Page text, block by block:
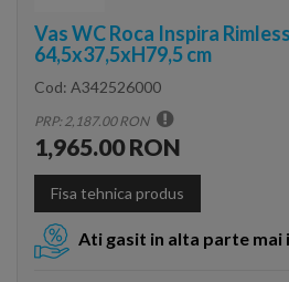
Vas WC Roca Inspira
64,5x37,5xH79,5 cm
Cod: A342526000
PRP: 2,187.00 RON
1,965.00 RON
Fisa tehnica produs
Ati gasit in alta parte mai